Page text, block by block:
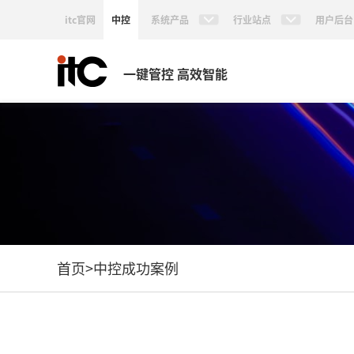
itc官网 中控 系统产品 行业站点 用户后台
一键管控 高效智能
首页>中控成功案例